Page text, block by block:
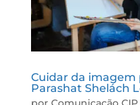
Cuidar da imagem
Parashat Shelách